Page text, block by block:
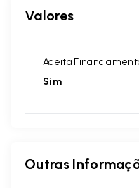
Valores
Aceita
Sim
Outras